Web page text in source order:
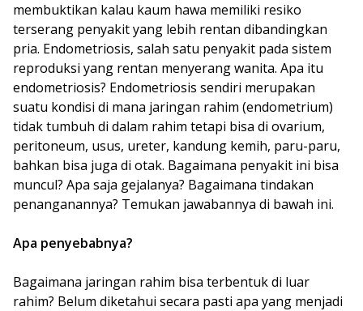
membuktikan kalau kaum hawa memiliki resiko
terserang penyakit yang lebih rentan dibandingkan
pria. Endometriosis, salah satu penyakit pada sistem
reproduksi yang rentan menyerang wanita. Apa itu
endometriosis? Endometriosis sendiri merupakan
suatu kondisi di mana jaringan rahim (endometrium)
tidak tumbuh di dalam rahim tetapi bisa di ovarium,
peritoneum, usus, ureter, kandung kemih, paru-paru,
bahkan bisa juga di otak. Bagaimana penyakit ini bisa
muncul? Apa saja gejalanya? Bagaimana tindakan
penanganannya? Temukan jawabannya di bawah ini.
Apa penyebabnya?
Bagaimana jaringan rahim bisa terbentuk di luar
rahim? Belum diketahui secara pasti apa yang menjadi